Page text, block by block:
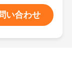
い合わせ